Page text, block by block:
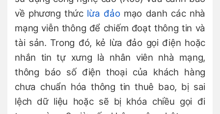
về phương thức lừa đảomạo danh các nhà
mạng viễn thông để chiếm đoạt thông tin và
tài sản. Trong đó, kẻ lừa đảo gọi điện hoặc
nhắn tin tự xưng là nhân viên nhà mạng,
thông báo số điện thoại của khách hàng
chưa chuẩn hóa thông tin thuê bao, bị sai
lệch dữ liệu hoặc sẽ bị khóa chiều gọi đi